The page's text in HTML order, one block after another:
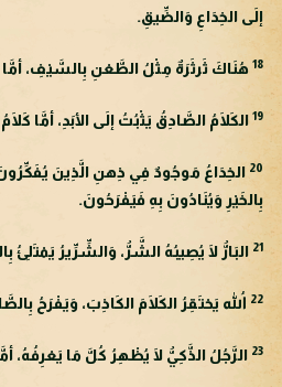
إلَى الخِدَاعِ وَالضِّيقِ.
18 هُنَاكَ ثَرثَرَةٌ مِثْلُ الطَّعْنِ بِالسَّيْفِ،
19 الكَلَامُ الصَّادِقُ يَثْبُتُ إلَى الأبَدِ، أمَّا
20 الخِدَاعُ مَوجُودٌ فِي ذِهنِ الَّذِينَ
بِالخَيْرِ وَيُنَادُونَ بِهِ فَيَفْرَحُونَ.
21 البَارُّ لَا يُصِيبُهُ الشَّرُّ، وَالشِّرِّيرُ يَمْتَلِئُ
22 اللهُ يَحْتَقِرُ الكَلَامَ الكَاذِبَ، وَيَفْرَحُ
23 الرَّجُلُ الذَّكِيُّ لَا يُظْهِرُ كُلَّ مَا يَعْرِفُهُ،